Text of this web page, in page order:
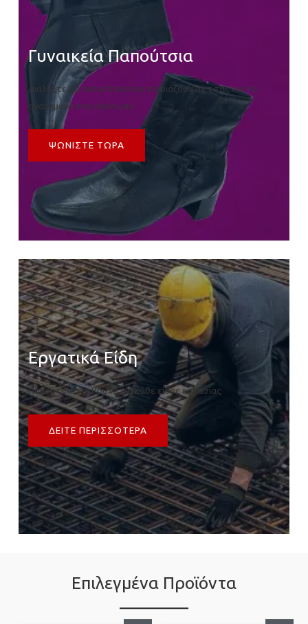
Γυναικεία Παπούτσια
Διαλέξτε τα παπούτσια που ταιριάζουν σε εσάς και τα
αγαπημένα σας πρόσωπα
ΨΩΝΙΣΤΕ ΤΩΡΑ
Εργατικά Είδη
Παπούτσια και Ρούχα για κάθε είδος εργασίας
ΔΕΙΤΕ ΠΕΡΙΣΣΟΤΕΡΑ
Επιλεγμένα Προϊόντα